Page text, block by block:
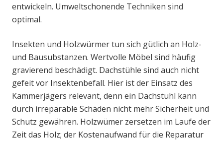
entwickeln. Umweltschonende Techniken sind
optimal.
Insekten und Holzwürmer tun sich gütlich an Holz-
und Bausubstanzen. Wertvolle Möbel sind häufig
gravierend beschädigt. Dachstühle sind auch nicht
gefeit vor Insektenbefall. Hier ist der Einsatz des
Kammerjägers relevant, denn ein Dachstuhl kann
durch irreparable Schäden nicht mehr Sicherheit und
Schutz gewähren. Holzwümer zersetzen im Laufe der
Zeit das Holz; der Kostenaufwand für die Reparatur